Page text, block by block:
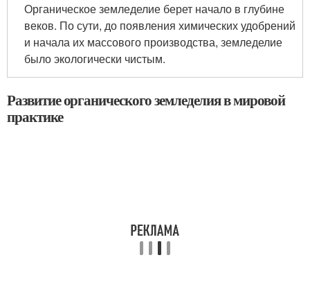
Органическое земледелие берет начало в глубине
веков. По сути, до появления химических удобрений
и начала их массового производства, земледелие
было экологически чистым.
Развитие органического земледелия в мировой
практике